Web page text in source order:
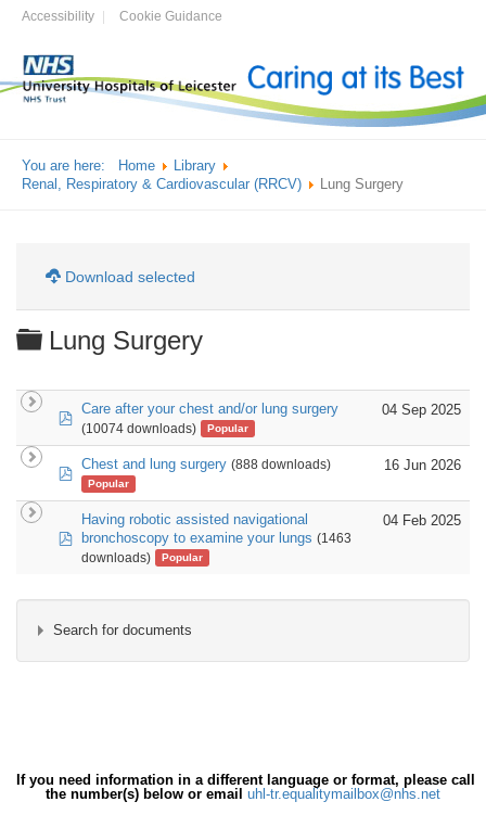
Accessibility Cookie Guidance
You are here: Home
Library
Renal, Respiratory & Cardiovascular (RRCV)
Lung Surgery
Download selected
Folder
Lung Surgery
pdfCare after your chest and/or lung surgery
(10074 downloads) Popular
04 Sep 2025
pdfChest and lung surgery (888 downloads)
Popular
16 Jun 2026
pdf
Having robotic assisted navigational
bronchoscopy to examine your lungs (1463
downloads)
Popular
04 Feb 2025
Search for documents
×
×- Lung Surgery
If you need information in a different language or format, please call
the number(s) below or email uhl-tr.equalitymailbox@nhs.net